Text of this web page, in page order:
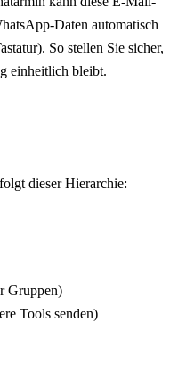
Daten automatisch
). So stellen Sie sicher,
einheitlich bleibt.
dieser Hierarchie:
Gruppen)
Tools senden)